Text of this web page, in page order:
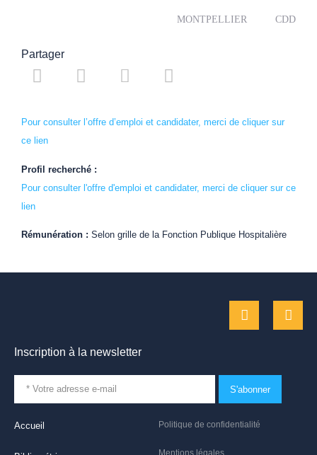
MONTPELLIER CDD
Partager
Pour consulter l’offre d’emploi et candidater, merci de cliquer sur
ce lien
Profil recherché :
Pour consulter l'offre d'emploi et candidater, merci de cliquer sur ce
lien
Rémunération : Selon grille de la Fonction Publique Hospitalière
Politique de confidentialité
Accueil
Inscription à la newsletter
S'abonner